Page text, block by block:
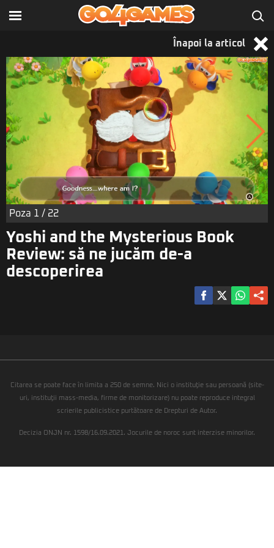
Înapoi la articol
Poza 1 / 22
Yoshi and the Mysterious Book
Review: să ne jucăm de-a
descoperirea
Citarea se poate face în limita a 250 de semne. Nici o instituţie sau persoană (site-
uri, instituţii mass-media, firme de monitorizare) nu poate reproduce integral
scrierile publicistice purtătoare de Drepturi de Autor.
Decizia ONJN nr. 1598/16.09.2021. Jocurile de noroc sunt interzise minorilor.